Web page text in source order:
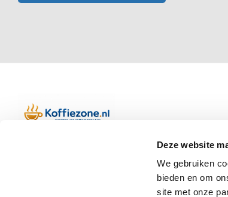
Deze website
We gebruiken
bieden en om
site met onze
Op werkdagen telefonisch bereikbaar